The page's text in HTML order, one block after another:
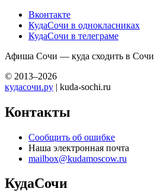
Вконтакте
КудаСочи в однокласниках
КудаСочи в телеграме
Афиша Сочи — куда сходить в Сочи
© 2013–2026
кудасочи.ру | kuda-sochi.ru
Контакты
Сообщить об ошибке
Наша электронная почта
mailbox@kudamoscow.ru
КудаСочи